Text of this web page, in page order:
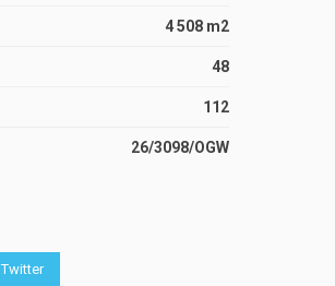
4 508 m2
48
112
26/3098/OGW
Twitter